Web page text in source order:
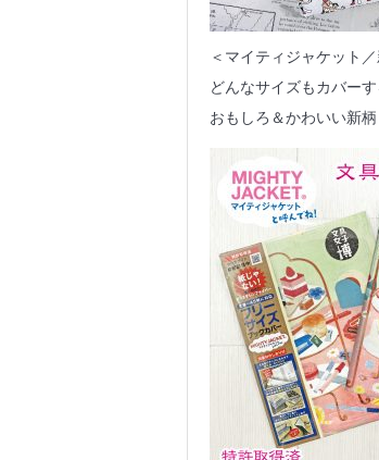
＜マイティジャケット
どんなサイズもカバー
おもしろ＆かわいい新柄